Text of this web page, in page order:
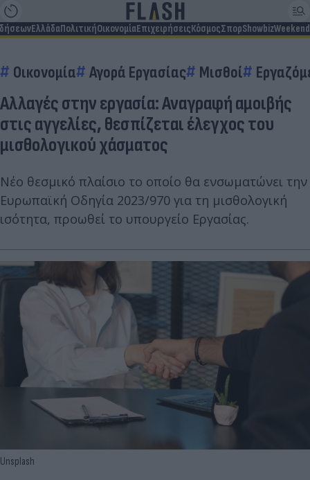
ΕλλάδαΠολιτικήΟικονομίαΕπιχειρήσειςΚόσμοςΣπορShowbizWeekend
Οικονομία Αγορά Εργασίας Μισθοί
Αλλαγές στην εργασία: Αναγραφή αμοιβής
στις αγγελίες, θεσπίζεται έλεγχος του
μισθολογικού χάσματος
Νέο θεσμικό πλαίσιο το οποίο θα ενσωματώνει την
Ευρωπαϊκή Οδηγία 2023/970 για τη μισθολογική
ισότητα, προωθεί το υπουργείο Εργασίας.
Unsplash